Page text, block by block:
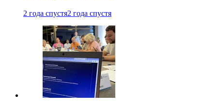
2 года спустя2 года спустя